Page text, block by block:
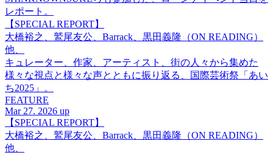
レポート。
【SPECIAL REPORT】
大橋裕之、鷲尾友公、Barrack、黒田義隆（ON READING）
他、
キュレーター、作家、アーティスト、街の人々から集めた
様々な視点と様々な声とともに振り返る、国際芸術祭「あい
ち2025」。
FEATURE
Mar 27. 2026 up
【SPECIAL REPORT】
大橋裕之、鷲尾友公、Barrack、黒田義隆（ON READING）
他、